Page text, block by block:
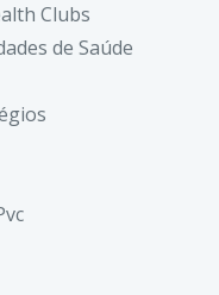
Clubs
de Saúde